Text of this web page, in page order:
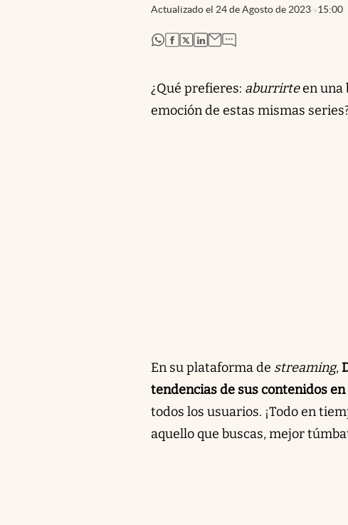
Actualizado el 24 de Agosto de 2023 15:00
abre en nueva pestaña
abre en nueva pestaña
abre en nueva pestaña
abre en nueva pestaña
¿Qué prefieres: aburrirteen una
emoción de estas mismas
En su plataforma de streaming,
tendencias de sus contenidos en
todos los usuarios. ¡Todo en
aquello que buscas, mejor